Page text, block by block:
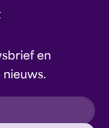
en
nieuws.